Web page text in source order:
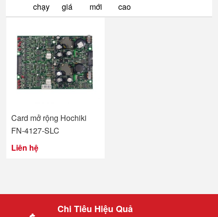
chạy
giá
mới
cao
Card mở rộng Hochiki
FN-4127-SLC
Liên hệ
Chi Tiêu Hiệu Quả